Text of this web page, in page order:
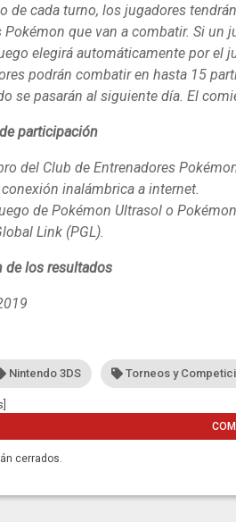
de cada turno, los jugadores
Pokémon que van a combatir. Si un
elegirá automáticamente por el
podrán combatir en hasta 15
se pasarán al siguiente día. El
participación
del Club de Entrenadores
conexión inalámbrica a internet.
de Pokémon Ultrasol o
Link (PGL).
de los resultados
Nintendo 3DS Torneos y
cerrados.